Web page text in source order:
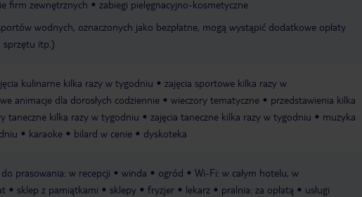
firm zewnętrznych
zabiegi pielęgnacyjno-kosmetyczne
wodnych, oznaczonych jako bezpłatne, mogą wystąpić dodatkowe opłaty
sprzętu itp.)
kulinarne kilka razy w tygodniu
zajęcia sportowe kilka razy w
animacje dla dorosłych codziennie wieczory tematyczne
przedstawienia kilka
taneczne kilka razy w tygodniu zajęcia taneczne kilka razy w tygodniu
muzyka
karaoke bilard w cenie dyskoteka
prasowania: w recepcji winda ogród
Wi-Fi: w całym hotelu, w
sklep z pamiątkami sklepy fryzjer lekarz pralnia: za opłatą
usługi